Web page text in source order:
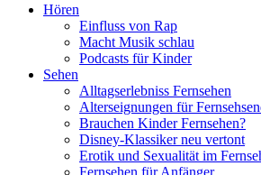
Hören
Einfluss von Rap
Macht Musik schlau
Podcasts für Kinder
Sehen
Alltagserlebniss Fernsehen
Alterseignungen für
Brauchen Kinder Fernsehen?
Disney-Klassiker neu vertont
Erotik und Sexualität im
Fernsehen für Anfänger